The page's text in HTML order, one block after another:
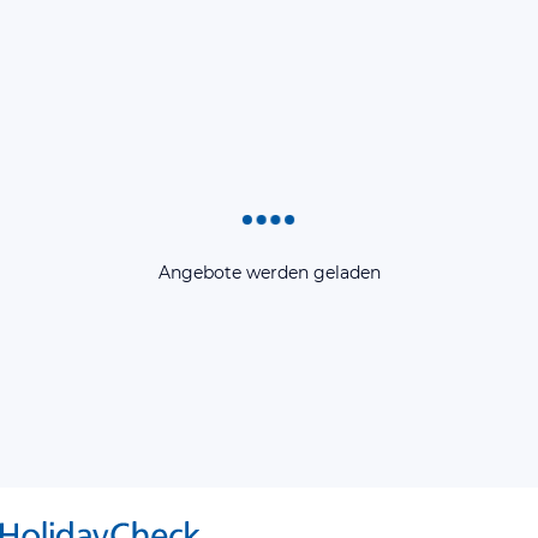
Angebote werden geladen